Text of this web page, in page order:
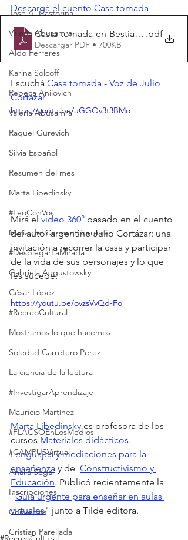
Jose A. Castorina
Valeria Abusamra
Aldo Ferreres
Karina Solcoff
Rebeca Anijovich
Valeria Abusamra
Raquel Gurevich
Silvia Español
Resumen del mes
Marta Libedinsky
#LeoConVos
Maria del Carmen Correale
#DesplegarLaMirada
Gabriela Augustowsky
César López
#RecreoCultural
Mostramos lo que hacemos
Soledad Carretero Perez
La ciencia de la lectura
#InvestigarAprendizaje
Mauricio Martínez
#FLACSOEnLosMedios
#CAMPUSVirtual
Analía Segal
Inscripciones
Convenios
Cristian Parellada
Descargá el cuento Casa tomada
Casta-tomada-en-Bestiario-Julio-
.pdf
Descargar PDF • 700KB
Escuchá Casa tomada - Voz de Julio
Cortázar
https://youtu.be/uGGOv3t3BMo
Mirá el video 360° basado en el cuento
del autor argentino Julio Cortázar: una
invitación a recorrer la casa y participar
de la vida de sus personajes y lo que
les sucede.
https://youtu.be/ovzsVvQd-Fo
Marta Libedinsky es profesora de los
cursos Materiales didácticos.
Lenguajes y mediaciones para la
enseñenza y de Constructivismo y
Educación. Publicó recientemente la
"Guía urgente para enseñar en aulas
virtuales" junto a Tilde editora.